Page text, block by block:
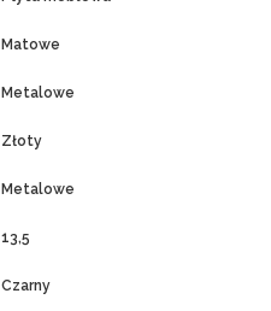
Matowe
Metalowe
Złoty
Metalowe
13,5
Czarny